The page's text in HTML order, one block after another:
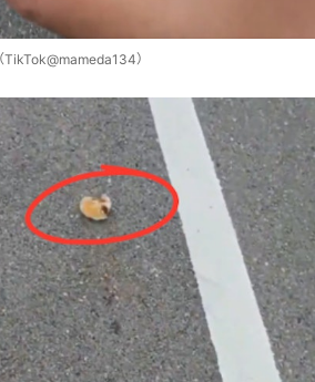
）